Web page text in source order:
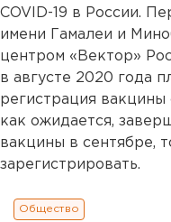
COVID-19 в России.
имени Гамалеи и
центром «Вектор»
в августе 2020 года
регистрация вакцины
как ожидается,
вакцины в сентябре,
зарегистрировать.
Общество